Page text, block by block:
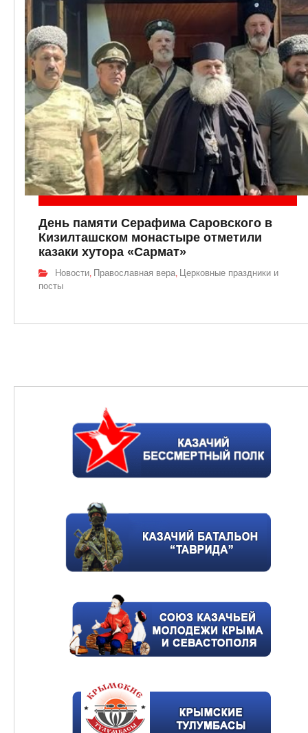
День памяти Серафима Саровского в
Кизилташском монастыре отметили
казаки хутора «Сармат»
Новости Православная вера Церковные праздники и
посты